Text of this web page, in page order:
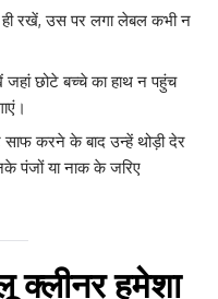
रखें, उस पर लगा लेबल कभी न
छोटे बच्चे का हाथ न पहुंच
साफ करने के बाद उन्हें थोड़ी देर
पंजों या नाक के जरिए
क्लीनर हमेशा